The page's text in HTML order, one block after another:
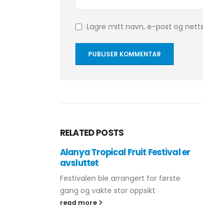
Lagre mitt navn, e-post og
RELATEDPOSTS
Alanya Tropical Fruit Festival er
avsluttet
Festivalen ble arrangert for første
gang og vakte stor oppsikt
read more